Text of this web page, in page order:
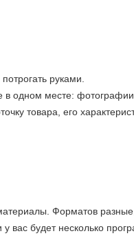
руками.
в одном месте:
товара, его
Форматов
будет несколько